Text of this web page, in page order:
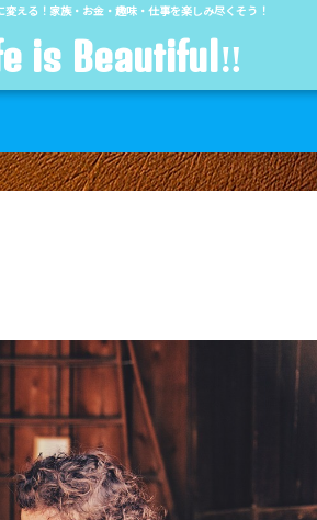
変える！家族・お金・趣味・仕事を楽しみ尽くそう！
is Beautiful‼︎